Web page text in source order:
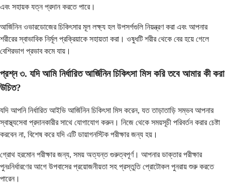
এবং সহায়ক যত্ন প্রদান করতে পারে।
আর্জিনিন ওভারডোজের চিকিৎসার মূল লক্ষ্য হল উপসর্গগুলি নিয়ন্ত্রণ করা এবং আপনার
শরীরের স্বাভাবিক নির্মূল প্রক্রিয়াকে সহায়তা করা। ওষুধটি শরীর থেকে বের হয়ে গেলে
বেশিরভাগ প্রভাব কমে যায়।
প্রশ্ন ৩. যদি আমি নির্ধারিত আর্জিনিন চিকিৎসা মিস করি তবে আমার কী করা
উচিত?
যদি আপনি নির্ধারিত আইভি আর্জিনিন চিকিৎসা মিস করেন, যত তাড়াতাড়ি সম্ভব আপনার
স্বাস্থ্যসেবা প্রদানকারীর সাথে যোগাযোগ করুন। নিজে থেকে সময়সূচী পরিবর্তন করার চেষ্টা
করবেন না, বিশেষ করে যদি এটি ডায়াগনস্টিক পরীক্ষার জন্য হয়।
গ্রোথ হরমোন পরীক্ষার জন্য, সময় অত্যন্ত গুরুত্বপূর্ণ। আপনার ডাক্তার পরীক্ষার
পুনঃনির্ধারণের আগে উপবাসের প্রয়োজনীয়তা সহ প্রস্তুতি প্রোটোকল পুনরায় শুরু করতে
পারেন।